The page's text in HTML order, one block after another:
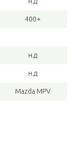
400+
н.д
н.д
Mazda MPV